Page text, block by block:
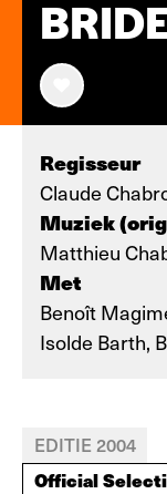
Regisseur
Claude
Muziek
Matthieu
Met
Benoît
Isolde Barth,
EDITIE 2004
Official